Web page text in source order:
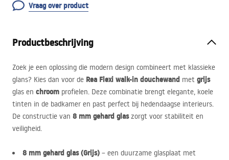
Vraag over product
Productbeschrijving
Zoek je een oplossing die modern design combineert met klassieke
glans? Kies dan voor de Rea Flexi walk-in douchewand met grijs
glas en chroom profielen. Deze combinatie brengt elegante, koele
tinten in de badkamer en past perfect bij hedendaagse interieurs.
De constructie van 8 mm gehard glaszorgt voor stabiliteit en
veiligheid.
8 mm gehard glas (Grijs) – een duurzame glasplaat met